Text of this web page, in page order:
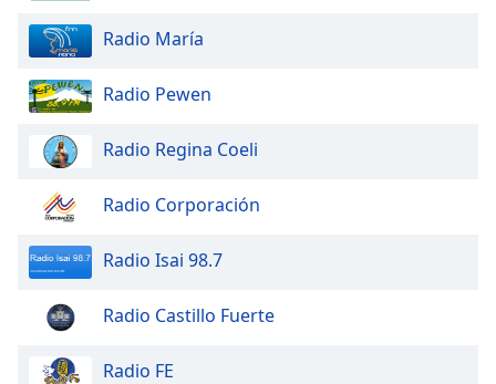
Radio María
Radio Pewen
Radio Regina Coeli
Radio Corporación
Radio Isai 98.7
Radio Castillo Fuerte
Radio FE